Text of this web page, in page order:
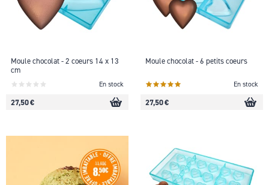
Moule chocolat - 2 coeurs 14 x 13
cm
En stock
27,50 €
Moule chocolat - 6 petits coeurs
En stock
27,50 €